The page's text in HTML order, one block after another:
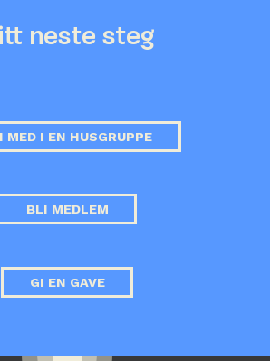
neste steg
MED I EN HUSGRUPPE
BLI MEDLEM
GI EN GAVE